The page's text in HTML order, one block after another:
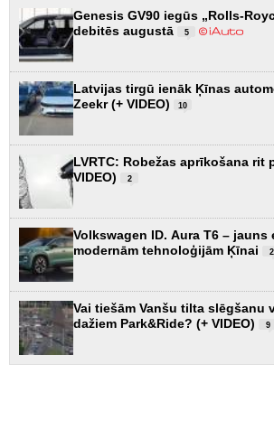
Genesis GV90 iegūs „Rolls-
debitēs augustā
5
Latvijas tirgū ienāk Ķīnas
Zeekr (+ VIDEO)
10
LVRTC: Robežas aprīkošana rit
VIDEO)
2
Volkswagen ID. Aura T6 – jauns
modernām tehnoloģijām Ķīnai
2
Vai tiešām Vanšu tilta slēgšanu
dažiem Park&Ride? (+ VIDEO)
9